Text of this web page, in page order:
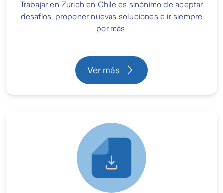
Trabajar en Zurich en Chile es sinónimo de aceptar
desafíos, proponer nuevas soluciones e ir siempre
por más.
Ver más